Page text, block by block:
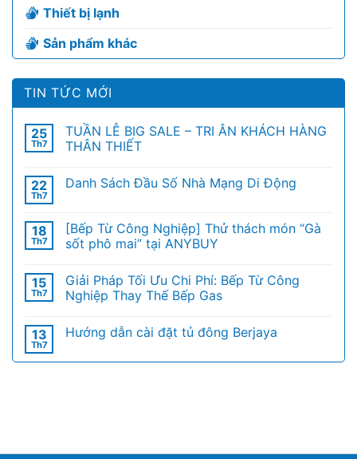
Thiết bị lạnh
Sản phẩm khác
TIN TỨC MỚI
25
Th7
TUẦN LỄ BIG SALE – TRI ÂN KHÁCH HÀNG
THÂN THIẾT
22
Th7
Danh Sách Đầu Số Nhà Mạng Di Động
18
Th7
[Bếp Từ Công Nghiệp] Thử thách món “Gà
sốt phô mai” tại ANYBUY
15
Th7
Giải Pháp Tối Ưu Chi Phí: Bếp Từ Công
Nghiệp Thay Thế Bếp Gas
13
Th7
Hướng dẫn cài đặt tủ đông Berjaya